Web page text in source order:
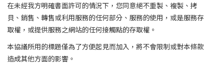
在未經我方明確書面許可的情況下，您同意絕不重製、複製、拷
貝、銷售、轉售或利用服務的任何部分、服務的使用，或是服務存
取權，或提供服務之網站的任何接觸點的存取權。
本協議所用的標題僅為了方便起見而加入，將不會限制或對本條款
造成其他方面的影響。